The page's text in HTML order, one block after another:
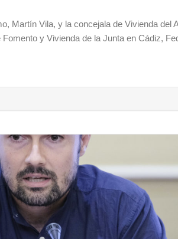
Martín Vila, y la concejala de Vivienda del
y Vivienda de la Junta en Cádiz,